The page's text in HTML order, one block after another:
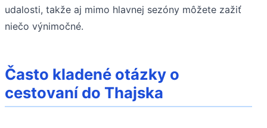
udalosti, takže aj mimo hlavnej sezóny môžete zažiť
niečo výnimočné.
Často kladené otázky o
cestovaní do Thajska